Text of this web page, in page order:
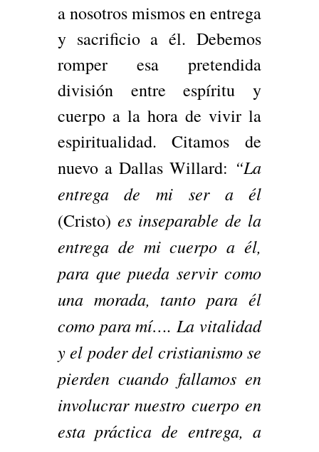
a nosotros mismos en entrega
y sacrificio a él. Debemos
romper esa pretendida
división entre espíritu y
cuerpo a la hora de vivir la
espiritualidad. Citamos de
nuevo a Dallas Willard: “La
entrega de mi ser a él
(Cristo) es inseparable de la
entrega de mi cuerpo a él,
para que pueda servir como
una morada, tanto para él
como para mí…. La vitalidad
y el poder del cristianismo se
pierden cuando fallamos en
involucrar nuestro cuerpo en
esta práctica de entrega, a